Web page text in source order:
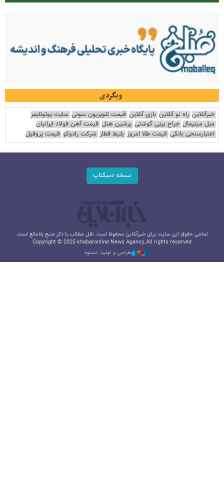
وبگردی
خبرآنلاین راه نو آنلاین بازی آنلاین قیمت تلویزیون سونی سایت یوتوتایمز
مبل مینیمال جراح بینی گوشتی پرشین هتل قیمت آهن فولاد ایرانیان
اعتبارسنجی بانکی قیمت طلا امروز بلیط قطار شرکت رادوکو قیمت پروفیل
نسخه دسکتاپ
تمامی حقوق این سایت برای خبرآنلاین محفوظ است. نقل مطالب با ذکر منبع بلامانع است.
Copyright © 2025 khabaronline News Agancy, All rights reserved
طراحی و تولید: نستوه